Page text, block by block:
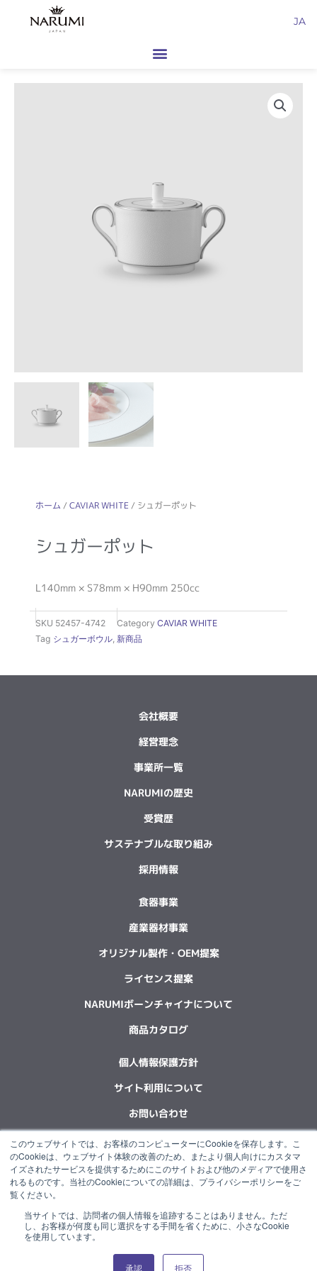
このウェブサイトでは、お客様のコンピューターにCookieを保存します。こ
のCookieは、ウェブサイト体験の改善のため、またより個人向けにカスタマ
イズされたサービスを提供するためにこのサイトおよび他のメディアで使用さ
れるものです。当社のCookieについての詳細は、プライバシーポリシーをご
覧ください。
当サイトでは、訪問者の個人情報を追跡することはありません。ただ
し、お客様が何度も同じ選択をする手間を省くために、小さなCookie
を使用しています。
承認 拒否
JA
ホーム /CAVIAR WHITE / シュガーポット
シュガーポット
L140mm × S78mm × H90mm 250cc
SKU 52457-4742 Category CAVIAR WHITE
Tag シュガーボウル 新商品
会社概要
経営理念
事業所一覧
NARUMIの歴史
受賞歴
サステナブルな取り組み
採用情報
食器事業
産業器材事業
オリジナル製作・OEM提案
ライセンス提案
NARUMIボーンチャイナについて
商品カタログ
個人情報保護方針
サイト利用について
お問い合わせ
F
a
c
e
b
o
o
k
L
i
n
k
d
i
n
X
-
t
w
t
t
Y
o
u
t
b
e
I
n
s
t
g
r
I
n
s
t
g
r
“NARUMI”は石塚硝子グループの一員です。